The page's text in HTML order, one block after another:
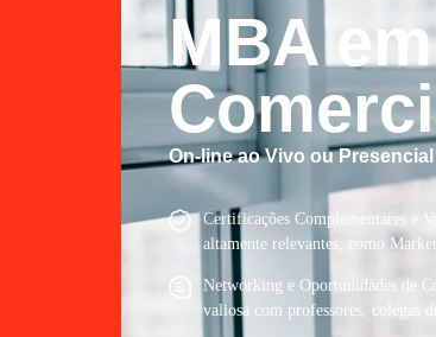
MBA
On-line ao Vivo ouPresencial
Certificações Complementares e
altamente relevantes, como
Networking e Oportunidades de
valiosa com professores, colegas